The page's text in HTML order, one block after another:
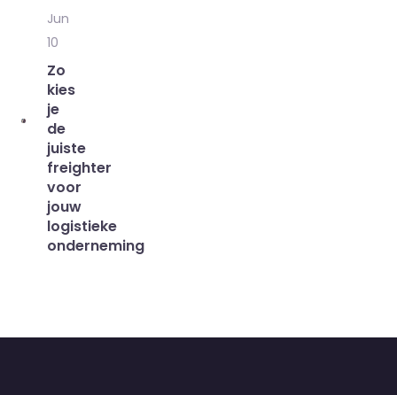
Jun
10
Zo
kies
je
de
juiste
freighter
voor
jouw
logistieke
onderneming